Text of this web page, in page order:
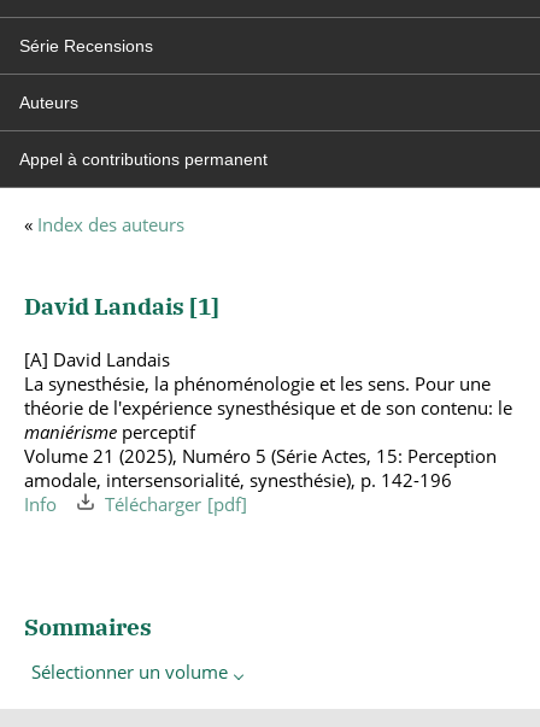
Série Recensions
Auteurs
Appel à contributions permanent
« Index des auteurs
David Landais [1]
[A] David Landais
La synesthésie, la phénoménologie et les sens. Pour une
théorie de l'expérience synesthésique et de son contenu: le
maniérisme perceptif
Volume 21 (2025), Numéro 5 (Série Actes, 15: Perception
amodale, intersensorialité, synesthésie), p. 142-196
Info
Télécharger
Sommaires
Sélectionner un volume